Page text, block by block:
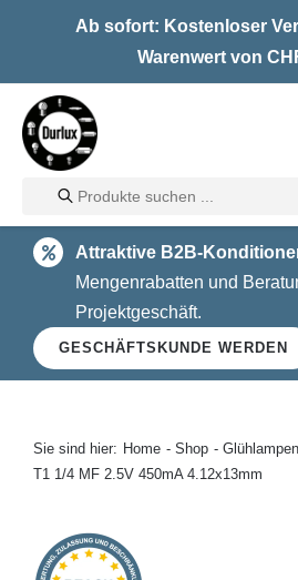
Ab sofort: Kostenloser
Warenwert von
Home
LED
Halogen
Glühlampen
Kontakt
Products
search
Attraktive B2B-
Mengenrabatten und
Projektgeschäft.
GESCHÄFTSKUNDE WERDEN
Sie sind hier: Home Shop Glühlampen
T1 1/4 MF 2.5V 450mA 4.12x13mm